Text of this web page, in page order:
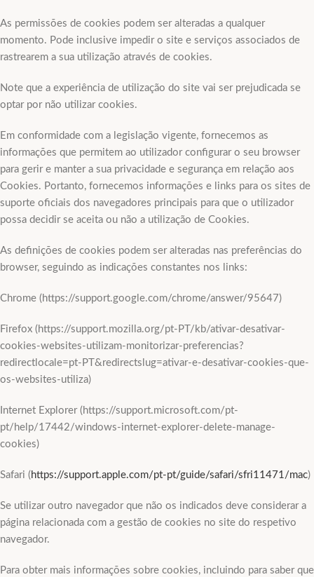
As permissões de cookies podem ser alteradas a qualquer
momento. Pode inclusive impedir o site e serviços associados de
rastrearem a sua utilização através de cookies.
Note que a experiência de utilização do site vai ser prejudicada se
optar por não utilizar cookies.
Em conformidade com a legislação vigente, fornecemos as
informações que permitem ao utilizador configurar o seu browser
para gerir e manter a sua privacidade e segurança em relação aos
Cookies. Portanto, fornecemos informações e links para os sites de
suporte oficiais dos navegadores principais para que o utilizador
possa decidir se aceita ou não a utilização de Cookies.
As definições de cookies podem ser alteradas nas preferências do
browser, seguindo as indicações constantes nos links:
Chrome (https://support.google.com/chrome/answer/95647)
Firefox (https://support.mozilla.org/pt-PT/kb/ativar-desativar-
cookies-websites-utilizam-monitorizar-preferencias?
redirectlocale=pt-PT&redirectslug=ativar-e-desativar-cookies-que-
os-websites-utiliza)
Internet Explorer (https://support.microsoft.com/pt-
pt/help/17442/windows-internet-explorer-delete-manage-
cookies)
Safari ( https://support.apple.com/pt-pt/guide/safari/sfri11471/mac)
Se utilizar outro navegador que não os indicados deve considerar a
página relacionada com a gestão de cookies no site do respetivo
navegador.
Para obter mais informações sobre cookies, incluindo para saber que